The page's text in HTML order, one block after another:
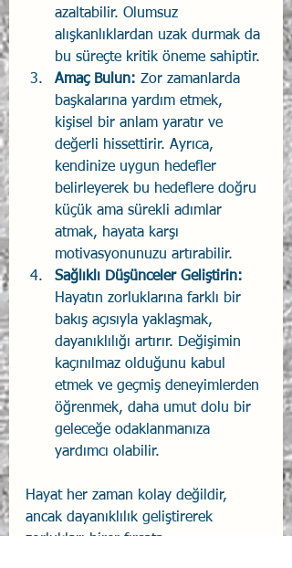
azaltabilir. Olumsuz
alışkanlıklardan uzak durmak da
bu süreçte kritik öneme sahiptir.
Amaç Bulun: Zor zamanlarda
başkalarına yardım etmek,
kişisel bir anlam yaratır ve
değerli hissettirir. Ayrıca,
kendinize uygun hedefler
belirleyerek bu hedeflere doğru
küçük ama sürekli adımlar
atmak, hayata karşı
motivasyonunuzu artırabilir.
Sağlıklı Düşünceler Geliştirin:
Hayatın zorluklarına farklı bir
bakış açısıyla yaklaşmak,
dayanıklılığı artırır. Değişimin
kaçınılmaz olduğunu kabul
etmek ve geçmiş deneyimlerden
öğrenmek, daha umut dolu bir
geleceğe odaklanmanıza
yardımcı olabilir.
Hayat her zaman kolay değildir,
ancak dayanıklılık geliştirerek
zorlukları birer fırsata